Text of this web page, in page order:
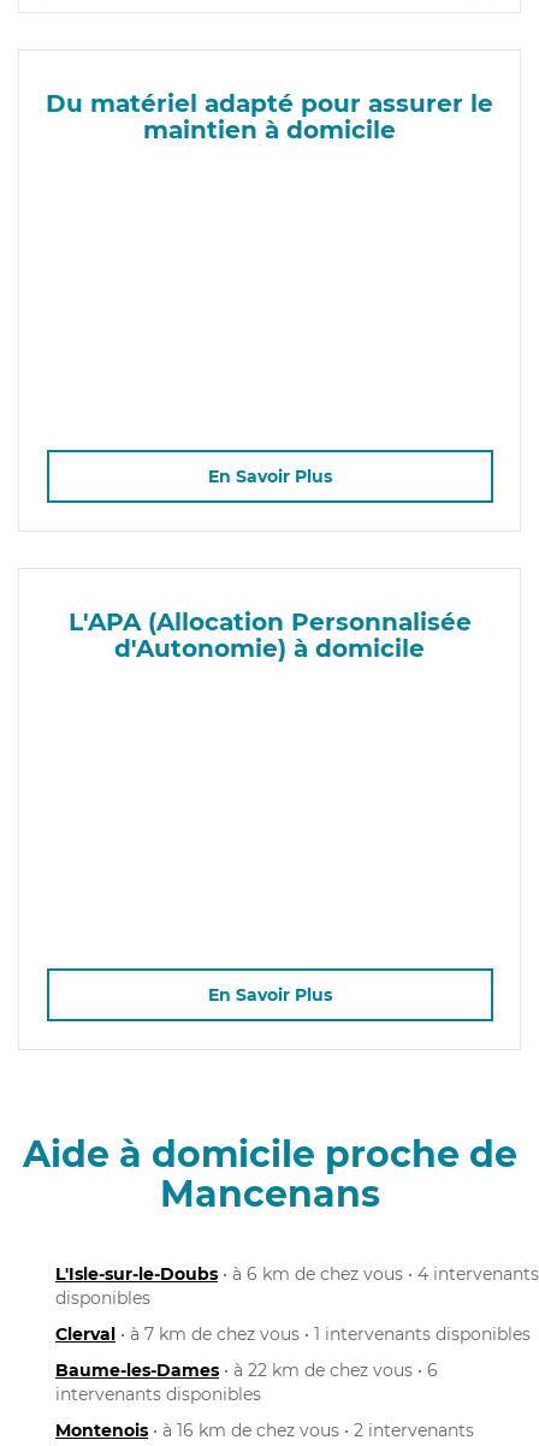
Du matériel adapté pour assurer le
maintien à domicile
En Savoir Plus
L'APA (Allocation Personnalisée
d'Autonomie) à domicile
En Savoir Plus
Aide à domicile proche de
Mancenans
L'Isle-sur-le-Doubs • à 6 km de chez vous • 4 intervenants
disponibles
Clerval • à 7 km de chez vous • 1 intervenants disponibles
Baume-les-Dames • à 22 km de chez vous • 6
intervenants disponibles
Montenois • à 16 km de chez vous • 2 intervenants